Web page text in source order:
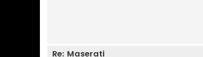
Re: Maserati